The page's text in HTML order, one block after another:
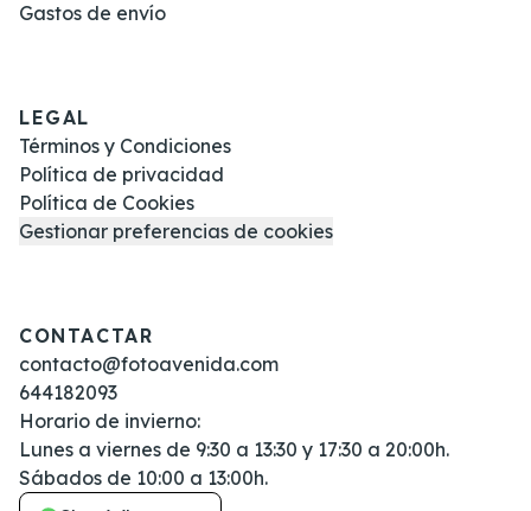
Gastos de envío
LEGAL
Términos y Condiciones
Política de privacidad
Política de Cookies
Gestionar preferencias de cookies
CONTACTAR
contacto@fotoavenida.com
644182093
Horario de invierno:
Lunes a viernes de 9:30 a 13:30 y 17:30 a 20:00h.
Sábados de 10:00 a 13:00h.